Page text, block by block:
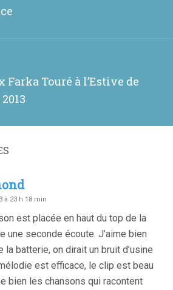
Farka Touré à l’Estive de
à 23 h 18 min
est placée en haut du top de la
une seconde écoute. J’aime bien
batterie, on dirait un bruit d’usine
est efficace, le clip est beau
bien les chansons qui racontent